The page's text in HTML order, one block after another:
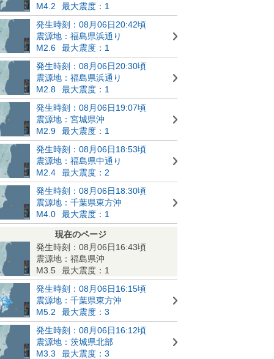
M4.2
最大震度：1
発生時刻：08月06日20:42頃
震源地：福島県浜通り
M2.6
最大震度：1
発生時刻：08月06日20:30頃
震源地：福島県浜通り
M2.8
最大震度：1
発生時刻：08月06日19:07頃
震源地：宮城県沖
M2.9
最大震度：1
発生時刻：08月06日18:53頃
震源地：福島県中通り
M2.4
最大震度：2
発生時刻：08月06日18:30頃
震源地：千葉県東方沖
M4.0
最大震度：1
現在のページ
発生時刻：08月06日16:43頃
震源地：福島県沖
M3.5
最大震度：1
発生時刻：08月06日16:15頃
震源地：千葉県東方沖
M5.2
最大震度：3
発生時刻：08月06日16:12頃
震源地：茨城県北部
M3.3
最大震度：3